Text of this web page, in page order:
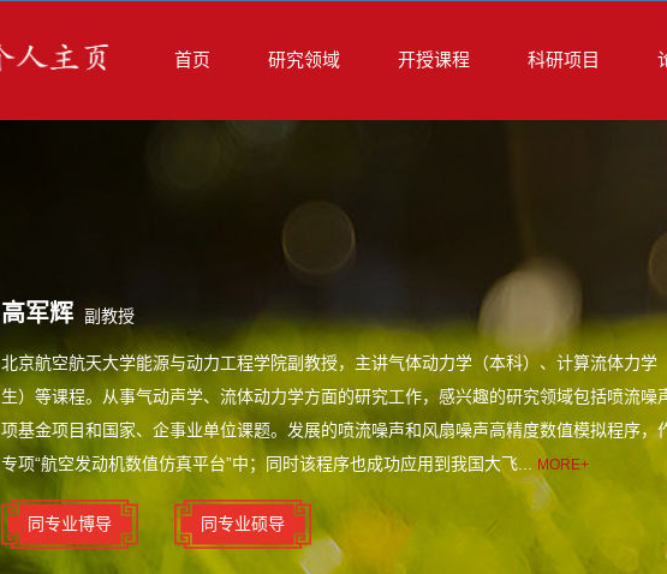
首页 研究领域 开授课程 科研项目
高军辉 副教授
北京航空航天大学能源与动力工程学院副教授，主讲气体动力学（本科）、计算流体力
生）等课程。从事气动声学、流体动力学方面的研究工作，感兴趣的研究领域包括喷流
项基金项目和国家、企事业单位课题。发展的喷流噪声和风扇噪声高精度数值模拟程序
专项“航空发动机数值仿真平台”中；同时该程序也成功应用到我国大飞...
MORE+
同专业博导 同专业硕导